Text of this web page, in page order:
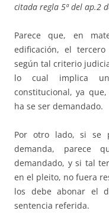
citada regla 5ª del ap.2
Parece que, en
edificación, el tercero
según tal criterio
lo cual implica un
constitucional, ya
ha se ser demandado.
Por otro lado, si se
demanda, parece
demandado, y si tal
en el pleito, no fuera
los debe abonar el
sentencia referida.